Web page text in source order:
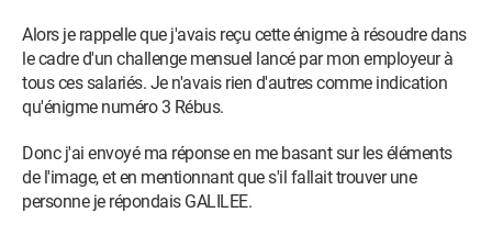
Alors je rappelle que j'avais reçu cette énigme à résoudre dans
le cadre d'un challenge mensuel lancé par mon employeur à
tous ces salariés. Je n'avais rien d'autres comme indication
qu'énigme numéro 3 Rébus.
Donc j'ai envoyé ma réponse en me basant sur les éléments
de l'image, et en mentionnant que s'il fallait trouver une
personne je répondais GALILEE.